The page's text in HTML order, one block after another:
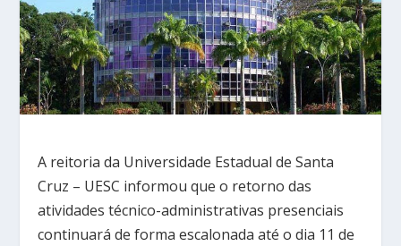
A reitoria da Universidade Estadual de Santa
Cruz – UESC informou que o retorno das
atividades técnico-administrativas presenciais
continuará de forma escalonada até o dia 11 de